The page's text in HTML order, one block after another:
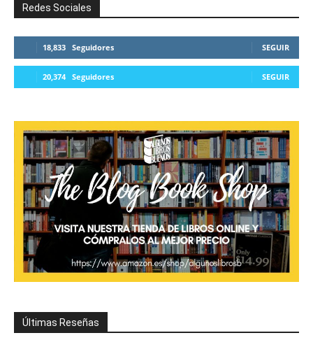
Redes Sociales
18,833 Seguidores SEGUIR
20,374 Seguidores SEGUIR
Últimas Reseñas